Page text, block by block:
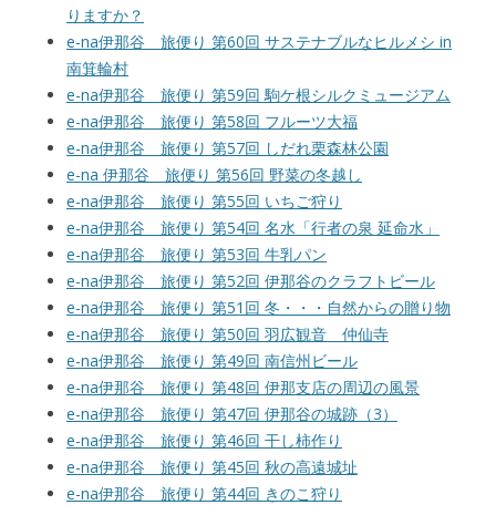
りますか？
e-na伊那谷 旅便り 第60回 サステナブルなヒルメシ in
南箕輪村
e-na伊那谷 旅便り 第59回 駒ケ根シルクミュージアム
e-na伊那谷 旅便り 第58回 フルーツ大福
e-na伊那谷 旅便り 第57回 しだれ栗森林公園
e-na 伊那谷 旅便り 第56回 野菜の冬越し
e-na伊那谷 旅便り 第55回 いちご狩り
e-na伊那谷 旅便り 第54回 名水「行者の泉 延命水」
e-na伊那谷 旅便り 第53回 牛乳パン
e-na伊那谷 旅便り 第52回 伊那谷のクラフトビール
e-na伊那谷 旅便り 第51回 冬・・・自然からの贈り物
e-na伊那谷 旅便り 第50回 羽広観音 仲仙寺
e-na伊那谷 旅便り 第49回 南信州ビール
e-na伊那谷 旅便り 第48回 伊那支店の周辺の風景
e-na伊那谷 旅便り 第47回 伊那谷の城跡（3）
e-na伊那谷 旅便り 第46回 干し柿作り
e-na伊那谷 旅便り 第45回 秋の高遠城址
e-na伊那谷 旅便り 第44回 きのこ狩り